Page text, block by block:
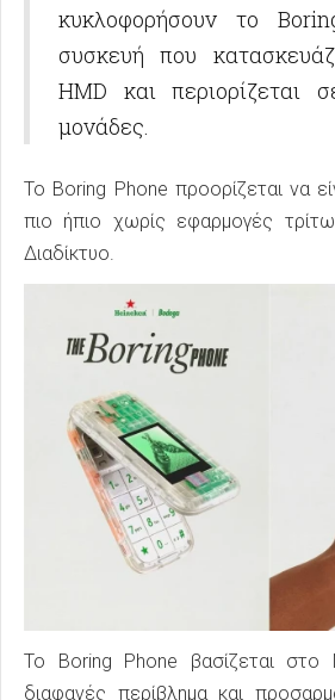
κυκλοφορήσουν το
συσκευή που
HMD και περιορίζεται
μονάδες.
Το Boring Phone προορίζεται να
πιο ήπιο χωρίς εφαρμογές
Διαδίκτυο.
Το Boring Phone βασίζεται
διαφανές περίβλημα και